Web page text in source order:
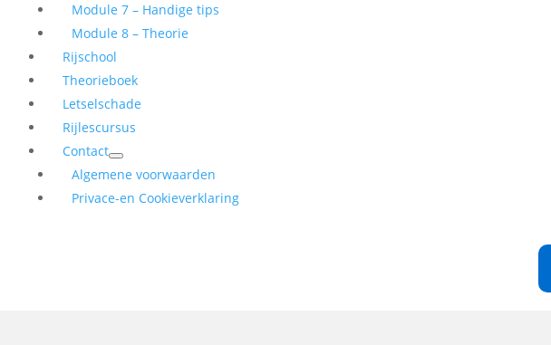
Module 7 – Handige tips
Module 8 – Theorie
Rijschool
Theorieboek
Letselschade
Rijlescursus
Contact
Algemene voorwaarden
Privace-en Cookieverklaring